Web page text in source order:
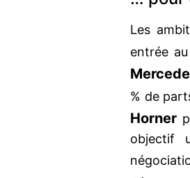
Les
entrée
% de
Horner
objectif